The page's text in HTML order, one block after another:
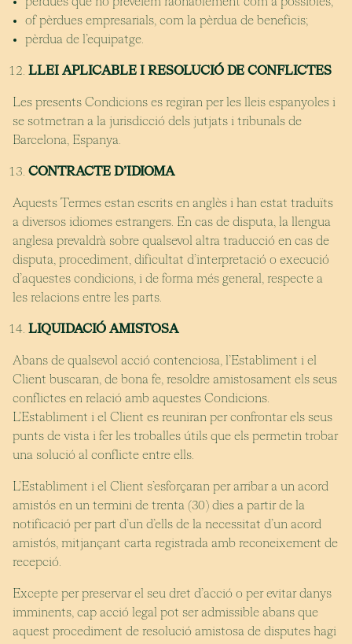
of pèrdues empresarials, com la pèrdua de beneficis;
pèrdua de l’equipatge.
LLEI APLICABLE I RESOLUCIÓ DE CONFLICTES
Les presents Condicions es regiran per les lleis espanyoles i
se sotmetran a la jurisdicció dels jutjats i tribunals de
Barcelona, Espanya.
CONTRACTE D’IDIOMA
Aquests Termes estan escrits en anglès i han estat traduïts
a diversos idiomes estrangers. En cas de disputa, la llengua
anglesa prevaldrà sobre qualsevol altra traducció en cas de
disputa, procediment, dificultat d’interpretació o execució
d’aquestes condicions, i de forma més general, respecte a
les relacions entre les parts.
LIQUIDACIÓ AMISTOSA
Abans de qualsevol acció contenciosa, l’Establiment i el
Client buscaran, de bona fe, resoldre amistosament els seus
conflictes en relació amb aquestes Condicions.
L’Establiment i el Client es reuniran per confrontar els seus
punts de vista i fer les troballes útils que els permetin trobar
una solució al conflicte entre ells.
L’Establiment i el Client s’esforçaran per arribar a un acord
amistós en un termini de trenta (30) dies a partir de la
notificació per part d’un d’ells de la necessitat d’un acord
amistós, mitjançant carta registrada amb reconeixement de
recepció.
Excepte per preservar el seu dret d’acció o per evitar danys
imminents, cap acció legal pot ser admissible abans que
aquest procediment de resolució amistosa de disputes hagi